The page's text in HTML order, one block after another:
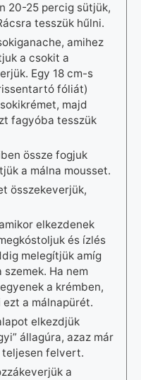
20-25 percig sütjük,
tesszük hűlni.
amihez
a csokit a
Egy 18 cm-s
fóliát)
majd
fagyóba tesszük
össze fogjuk
a málna mousset.
összekeverjük,
elkezdenek
és ízlés
melegítjük amíg
Ha nem
a krémben,
a málnapürét.
elkezdjük
állagúra, azaz már
teljesen felvert.
a